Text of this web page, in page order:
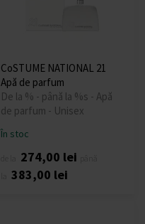
CoSTUME NATIONAL 21
Apă de parfum
De la % - până la %s - Apă
de parfum - Unisex
În stoc
274,00 lei
383,00 lei